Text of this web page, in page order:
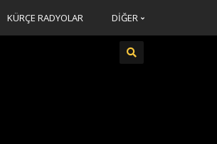
KÜRÇE RADYOLAR DİĞER